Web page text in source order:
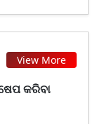
View More
କରିବା